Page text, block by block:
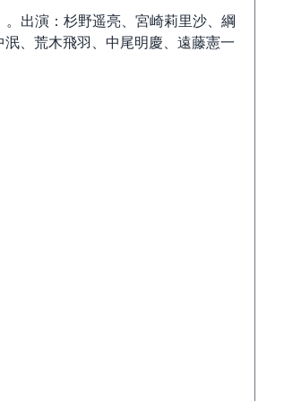
出演：杉野遥亮、宮崎莉里沙、綱
、荒木飛羽、中尾明慶、遠藤憲一